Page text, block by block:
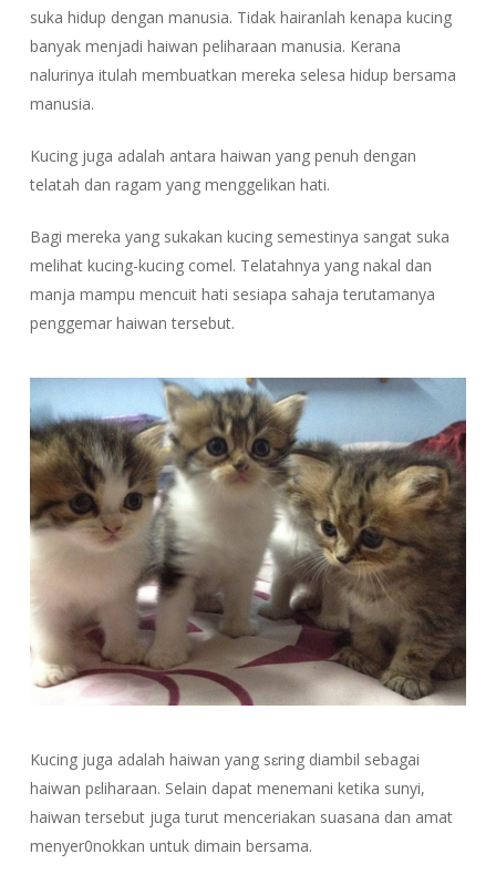
suka hidup dengan manusia. Tidak hairanlah kenapa kucing
banyak menjadi haiwan peliharaan manusia. Kerana
nalurinya itulah membuatkan mereka selesa hidup bersama
manusia.
Kucingjuga adalah antara haiwan yang penuh dengan
telatah dan ragam yang menggelikan hati.
Bagi mereka yang sukakan kucing semestinya sangat suka
melihat kucing-kucing comel. Telatahnya yang nakal dan
manja mampu mencuit hati sesiapa sahaja terutamanya
penggemar haiwan tersebut.
Kucing juga adalah haiwan yang sɛring diambil sebagai
haiwan pɛliharaan. Selain dapat menemani ketika sunyi,
haiwan tersebut juga turut menceriakan suasana dan amat
menyer0nokkan untuk dimain bersama.